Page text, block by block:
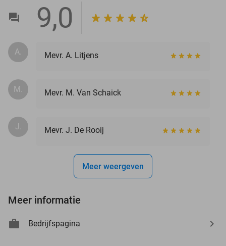
9,0
A. Mevr. A. Litjens
M. Mevr. M. Van Schaick
J. Mevr. J. De Rooij
Meer weergeven
Meer informatie
Bedrijfspagina